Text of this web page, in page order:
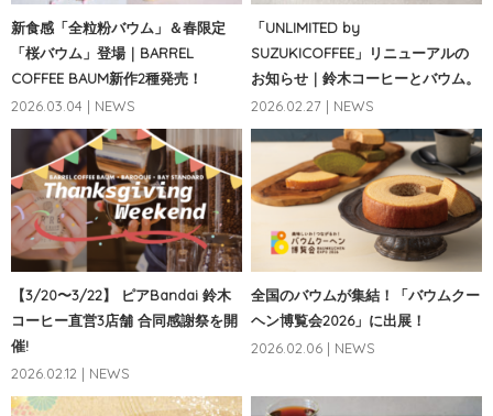
新食感「全粒粉バウム」＆春限定
「桜バウム」登場｜BARREL
COFFEE BAUM新作2種発売！
2026.03.04 | NEWS
「UNLIMITED by
SUZUKICOFFEE」リニューアルの
お知らせ｜鈴木コーヒーとバウム。
2026.02.27 | NEWS
【3/20〜3/22】 ピアBandai 鈴木
コーヒー直営3店舗 合同感謝祭を開
催!
2026.02.12 | NEWS
全国のバウムが集結！「バウムクー
ヘン博覧会2026」に出展！
2026.02.06 | NEWS